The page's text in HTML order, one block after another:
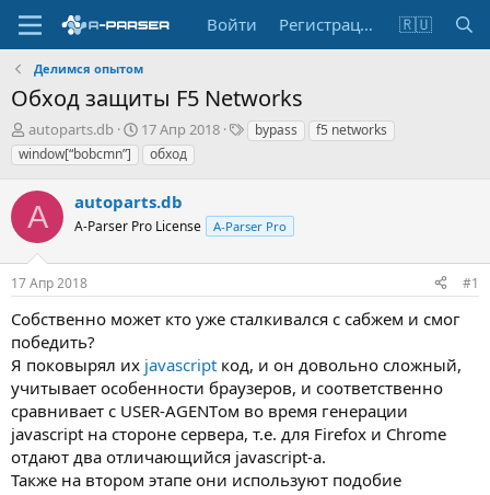
Войти Регистрация 🇷🇺
Делимся опытом
Обход защиты F5 Networks
А
в
т
о
р
т
е
м
ы
autoparts.db
Д
а
т
н
а
а
17 Апр 2018
Тbypass
f5 networks
window[“bobcmn”]
обход
A autoparts.db
A-Parser Pro License A-Parser Pro
17 Апр 2018 #1
Собственно может кто уже сталкивался с сабжем и смог
победить?
Я поковырял их javascript код, и он довольно сложный,
учитывает особенности браузеров, и соответственно
сравнивает с USER-AGENTом во время генерации
javascript на стороне сервера, т.е. для Firefox и Chrome
отдают два отличающийся javascript-а.
Также на втором этапе они используют подобие